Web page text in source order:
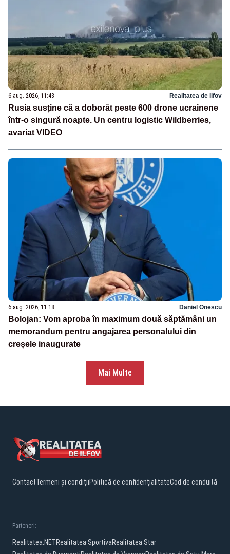
6 aug. 2026, 11:43 Realitatea de Ilfov
Rusia susține că a doborât peste 600 drone ucrainene
într-o singură noapte. Un centru logistic Wildberries,
avariat VIDEO
6 aug. 2026, 11:18 Daniel Onescu
Bolojan: Vom aproba în maximum două săptămâni un
memorandum pentru angajarea personalului din
creșele inaugurate
Mai Multe
ContactTermeni și condițiiPolitică de confidențialitateCod de conduită
Parteneri:
Realitatea.NETRealitatea SportivaRealitatea Star